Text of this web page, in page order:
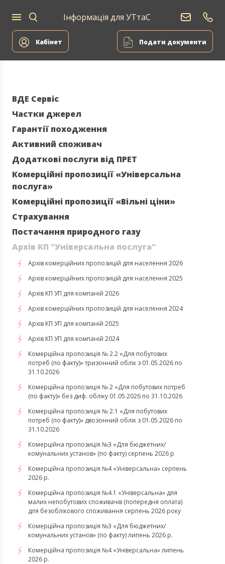
Кабінет Подати документи
Інформація для УТтаС
дому
компаній
Постачання
природного
газу
ВДЕ Сервіс
Частки джерел
Гарантії походження
Активний споживач
Додаткові послуги від ПРЕТ
Комерційні пропозиції «Універсальна
послуга»
Комерційні пропозиції «Вільні ціни»
Страхування
Постачання природного газу
Архів КП "Універсальна послуга"
Архів комерційних пропозицій для населення 2026
Архів комерційних пропозицій для населення 2025
Архів КП УП для компаній 2026
Архів комерційних пропозицій для населення 2024
Архів КП УП для компаній 2025
Архів КП УП для компаній 2024
Комерційна пропозиція № 2.2 «Для побутових
потреб (по факту)» тризонний облік з 01.05.2026 по
31.10.2026
Комерційна пропозиція № 2 «Для побутових потреб
(по факту)» без диф. обліку 01.05.2026 по 31.10.2026
Комерційна пропозиція № 2.1 «Для побутових
потреб (по факту)» двозонний облік з 01.05.2026 по
31.10.2026
Комерційна пропозиція №3 «Для бюджетних/
комунальних установ» (по факту) серпень 2026 р
Комерційна пропозиція №4 «Універсальна» серпень
2026 р.
Комерційна пропозиція №4.1 «Універсальна» для
малих непобутових споживачів (попередня оплата)
для безоблікового споживання серпень 2026 року
Комерційна пропозиція №3 «Для бюджетних/
комунальних установ» (по факту) липень 2026 р.
Комерційна пропозиція №4 «Універсальна» липень
2026 р.